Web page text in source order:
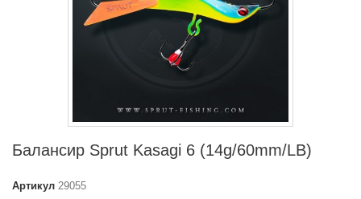
Балансир Sprut Kasagi 6 (14g/60mm/LB)
Артикул 29055